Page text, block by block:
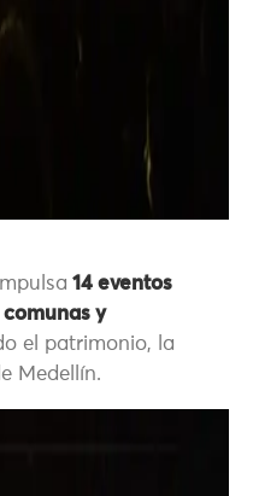
14 eventos
y
el patrimonio, la
Medellín.